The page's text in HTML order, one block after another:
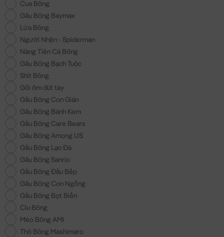
Cua Bông
Gấu Bông Baymax
Lừa Bông
Người Nhện - Spiderman
Nàng Tiên Cá Bông
Gấu Bông Bạch Tuộc
Shit Bông
Gối ôm đút tay
Gấu Bông Con Gián
Gấu Bông Bánh Kem
Gấu Bông Care Bears
Gấu Bông Among US
Gấu Bông Lạc Đà
Gấu Bông Sanrio
Gấu Bông Đầu Bếp
Gấu Bông Con Ngỗng
Gấu Bông Bọt Biển
Ciu Bông
Mèo Bông AMI
Thỏ Bông Mashimaro